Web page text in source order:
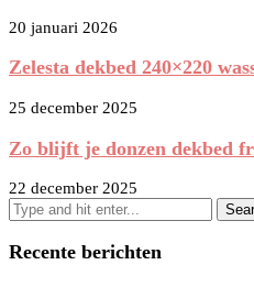
20 januari 2026
Zelesta dekbed 240×220
25 december 2025
Zo blijft je donzen dekbed
22 december 2025
Recente berichten